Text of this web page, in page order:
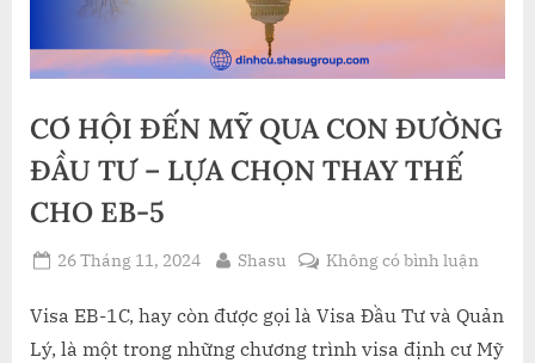
CƠ HỘI ĐẾN MỸ QUA CON ĐƯỜNG
ĐẦU TƯ – LỰA CHỌN THAY THẾ
CHO EB-5
Posted
26 Tháng 11, 2024 By
Shasu Không có bình luậnở
HỘI
ĐẾN
Visa EB-1C, hay còn được gọi là Visa Đầu Tư và Quản
Lý, là một trong những chương trình visa định cư Mỹ